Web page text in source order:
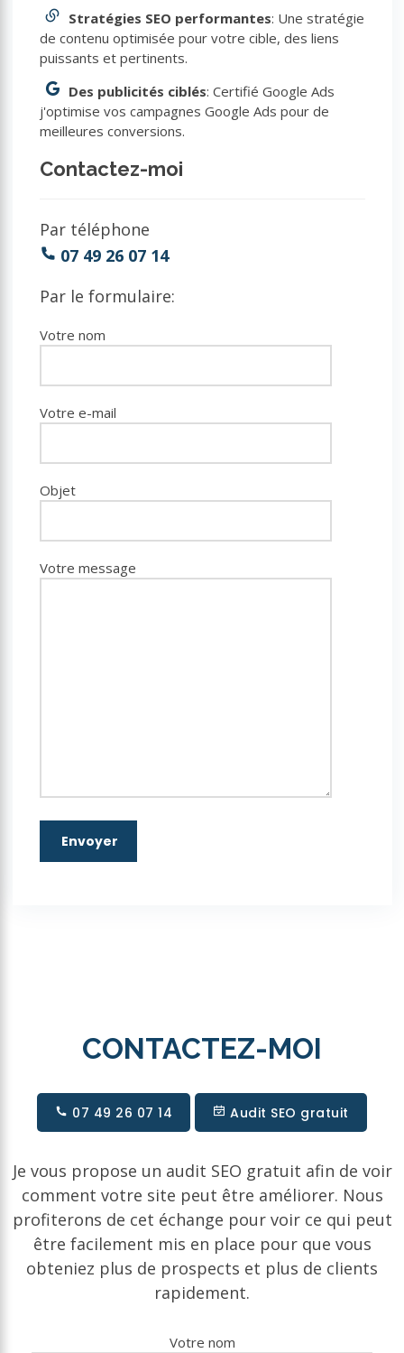
Stratégies SEO performantes: Une stratégie
de contenu optimisée pour votre cible, des liens
puissants et pertinents.
Des publicités ciblés: Certifié Google Ads
j'optimise vos campagnes Google Ads pour de
meilleures conversions.
Contactez-moi
Par téléphone
07 49 26 07 14
Par le formulaire:
Votre nom
Votre e-mail
Objet
Votre message
CONTACTEZ-MOI
07 49 26 07 14 Audit SEO gratuit
Je vous propose un audit SEO gratuit afin de voir
comment votre site peut être améliorer. Nous
profiterons de cet échange pour voir ce qui peut
être facilement mis en place pour que vous
obteniez plus de prospects et plus de clients
rapidement.
Votre nom